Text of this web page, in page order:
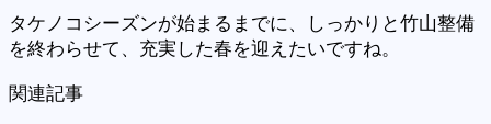
タケノコシーズンが始まるまでに、しっかりと竹山整備
を終わらせて、充実した春を迎えたいですね。
関連記事